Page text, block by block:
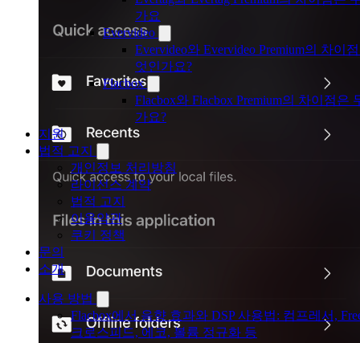
가요
Evervideo
Evervideo와 Evervideo Premium의 차이
엇인가요?
Flacbox
Flacbox와 Flacbox Premium의 차이점은
가요?
지원
법적 고지
개인정보 처리방침
라이선스 계약
법적 고지
이용약관
쿠키 정책
문의
소개
사용 방법
Flacbox에서 음향 효과와 DSP 사용법: 컴프레서,
크로스피드, 에코, 볼륨 정규화 등